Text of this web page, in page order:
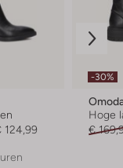
124,99
-30%
Hoge
€